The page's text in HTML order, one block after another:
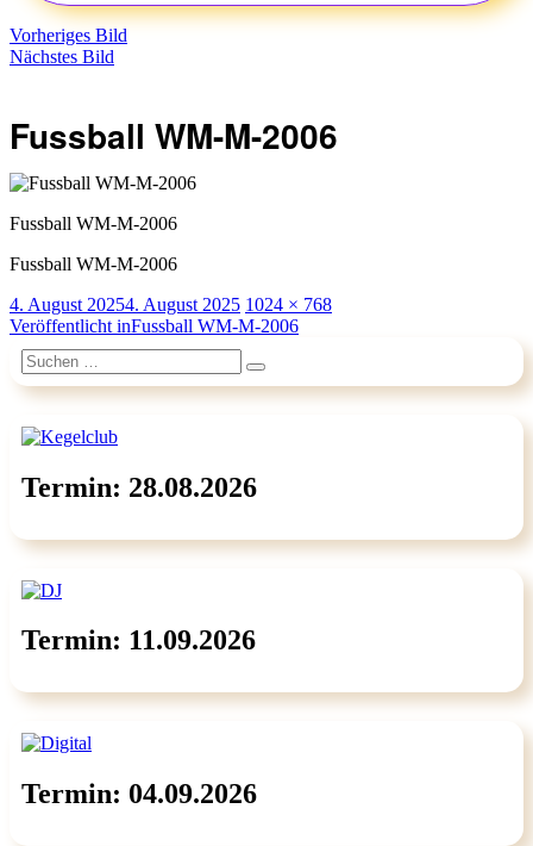
Vorheriges Bild
Nächstes Bild
Fussball WM-M-2006
Fussball WM-M-2006
Fussball WM-M-2006
Veröffentlicht
am
4. August 20254. August 2025 Originalgröße
1024 × 768
Beitragsnavigation
Veröffentlicht inFussball WM-M-2006
Suchen
nach:
Suchen
Termin: 28.08.2026
Termin: 11.09.2026
Termin: 04.09.2026